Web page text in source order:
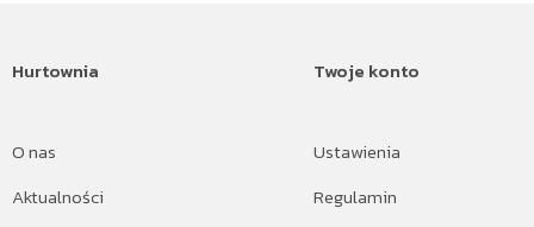
Hurtownia
O nas
Aktualności
Twoje konto
Ustawienia
Regulamin